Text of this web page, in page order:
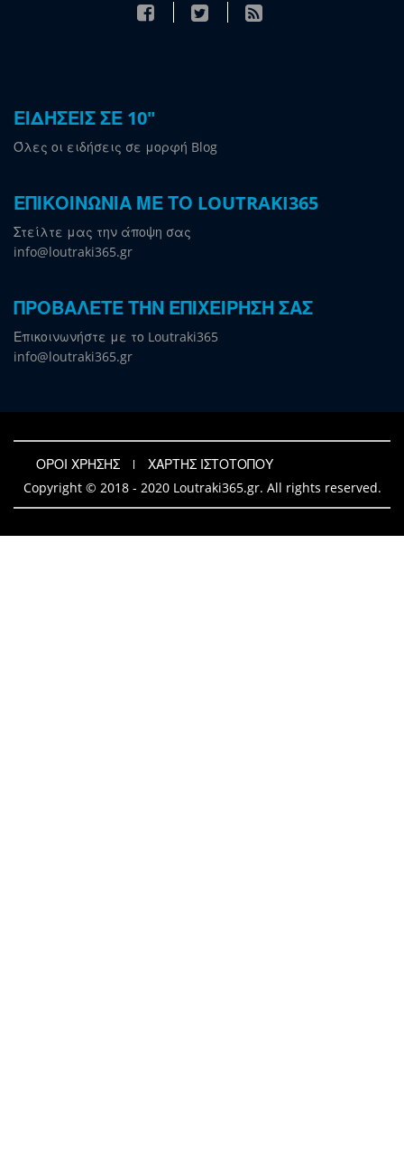
ΕΙΔΗΣΕΙΣ ΣΕ 10"
Όλες οι ειδήσεις σε μορφή Blog
ΕΠΙΚΟΙΝΩΝΙΑ ΜΕ ΤΟ LOUTRAKI365
Στείλτε μας την άποψη σας
info@loutraki365.gr
ΠΡΟΒΑΛΕΤΕ ΤΗΝ ΕΠΙΧΕΙΡΗΣΗ ΣΑΣ
Επικοινωνήστε με το Loutraki365
info@loutraki365.gr
ΟΡΟΙ ΧΡΗΣΗΣ
ΧΑΡΤΗΣ ΙΣΤΟΤΟΠΟΥ
Copyright © 2018 - 2020 Loutraki365.gr. All rights reserved.